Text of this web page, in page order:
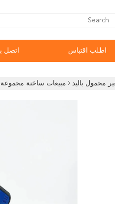
اتصل اطلب اقتباس
محمول باليد مبيعات ساخنة مجموعة